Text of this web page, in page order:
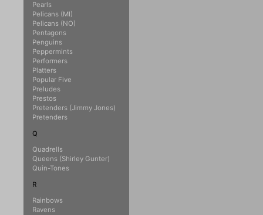
Pearls
Pelicans (MI)
Pelicans (NO)
Pentagons
Penguins
Peppermints
Performers
Platters
Popular Five
Preludes
Prestos
Pretenders (Jimmy Jones)
Pretenders
Q
Quadrells
Queens (Shirley Gunter)
Quin-Tones
R
Rainbows
Ravens